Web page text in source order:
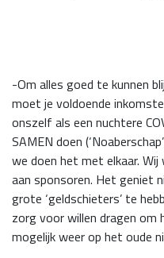
-Om alles goed te kunnen
moet je voldoende
onszelf als een nuchtere
SAMEN doen
we doen het met elkaar.
aan sponsoren. Het geniet
grote ‘geldschieters’ te
zorg voor willen dragen om
mogelijk weer op het oude